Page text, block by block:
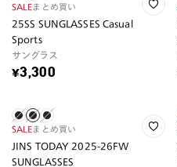
SALEまとめ買い
25SS SUNGLASSES Casual
Sports
サングラス
¥3,300
SALEまとめ買い
JINS TODAY 2025-26FW
SUNGLASSES